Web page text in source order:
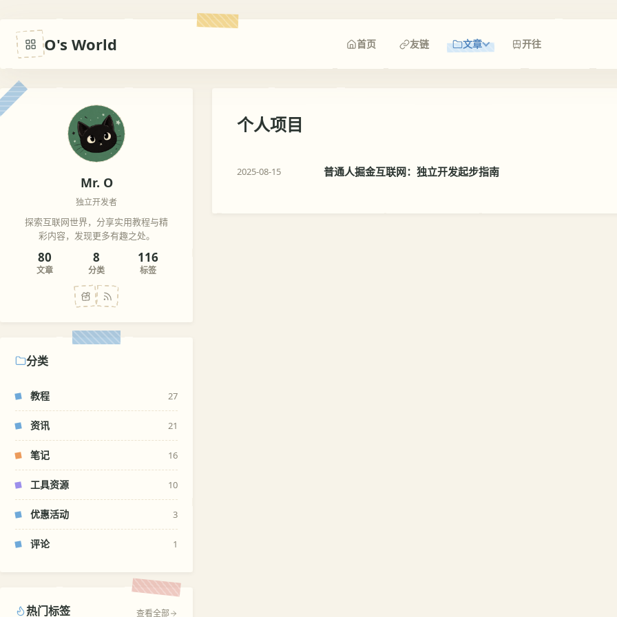
O's World 首页 友链 文章 开往
Mr. O
独立开发者
探索互联网世界，分享实用教程与精
彩内容，发现更多有趣之处。
80
文章
8
分类
116
标签
分类
教程 27
资讯 21
笔记 16
工具资源 10
优惠活动 3
评论 1
热门标签 查看全部
个人项目
2025-08-15 普通人掘金互联网：独立开发起步指南